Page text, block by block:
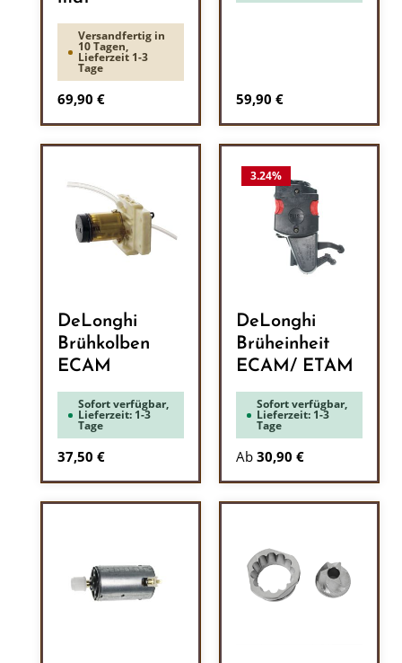
Versandfertig in
10 Tagen,
Lieferzeit 1-3
Tage
Regulärer Preis:
69,90 € Regulärer Preis:
59,90 €
DeLonghi
Brühkolben
ECAM
Sofort verfügbar,
Lieferzeit: 1-3
Tage
Regulärer Preis:
37,50 €
3.24%
DeLonghi
Brüheinheit
ECAM/ ETAM
Sofort verfügbar,
Lieferzeit: 1-3
Tage
Ab 30,90 €